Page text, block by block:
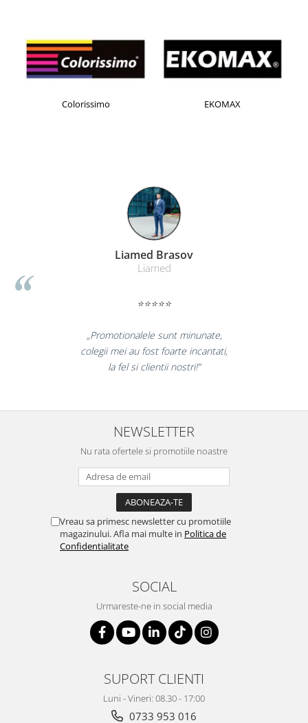
Colorissimo EKOMAX
Liamed Brasov
Liamed
⭐⭐⭐⭐⭐
„Promotionalele sunt minunate,
colegii mei au fost foarte incantati,
la fel si clientii nostri!”
NEWSLETTER
Nu rata ofertele si promotiile noastre
Vreau sa primesc newsletter cu promotiile
magazinului. Afla mai multe in Politica de
Confidentialitate
SOCIAL
Urmareste-ne in social media
SUPORT CLIENTI
Luni - Vineri: 08.30 - 17:00
0733 953 016